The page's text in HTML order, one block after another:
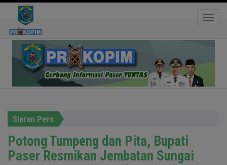
Potong Tumpeng dan Pita, Bupati Paser
Resmikan Jembatan Sungai Payau Desa Muara
Adang
Siaran Pers
Potong Tumpeng dan Pita, Bupati
Paser Resmikan Jembatan Sungai